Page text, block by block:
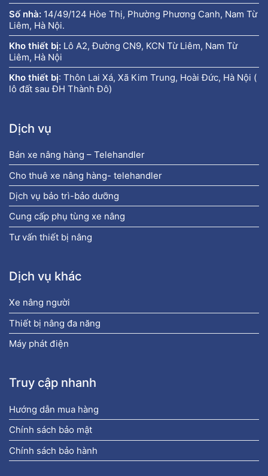
Số nhà: 14/49/124 Hòe Thị, Phường Phương Canh, Nam Từ
Liêm, Hà Nội.
Kho thiết bị: Lô A2, Đường CN9, KCN Từ Liêm, Nam Từ
Liêm, Hà Nội
Kho thiết bị: Thôn Lai Xá, Xã Kim Trung, Hoài Đức, Hà Nội (
lô đất sau ĐH Thành Đô)
Dịch vụ
Bán xe nâng hàng – Telehandler
Cho thuê xe nâng hàng- telehandler
Dịch vụ bảo trì-bảo dưỡng
Cung cấp phụ tùng xe nâng
Tư vấn thiết bị nâng
Dịch vụ khác
Xe nâng người
Thiết bị nâng đa năng
Máy phát điện
Truy cập nhanh
Hướng dẫn mua hàng
Chính sách bảo mật
Chính sách bảo hành